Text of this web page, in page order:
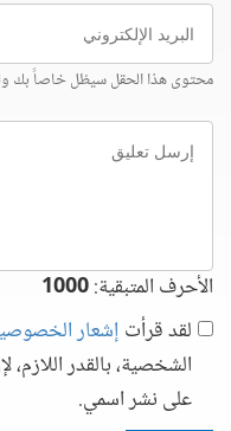
البريد
الإلكتروني
محتوى هذا الحقل سيظل خاصاً بك
إرسل
تعليق
الأحرف المتبقية:1000
لقد قرأت إشعار
الشخصية، بالقدر اللازم،
على نشر اسمي.